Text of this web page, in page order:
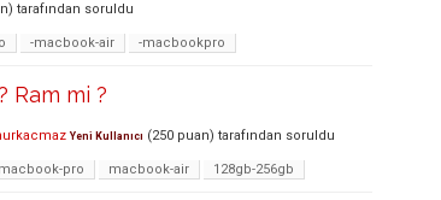
tarafından soruldu
-macbook-air -macbookpro
Ram mi ?
Yeni Kullanıcı (250 puan) tarafından soruldu
macbook-pro macbook-air 128gb-256gb